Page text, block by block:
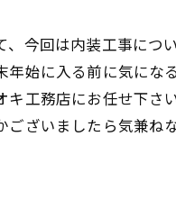
、今回は内装工事につ
年始に入る前に気にな
キ工務店にお任せ下さ
ございましたら気兼ね